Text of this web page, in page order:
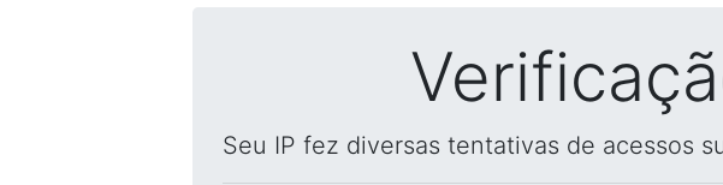
Seu IP fez diversas tentativas de acessos